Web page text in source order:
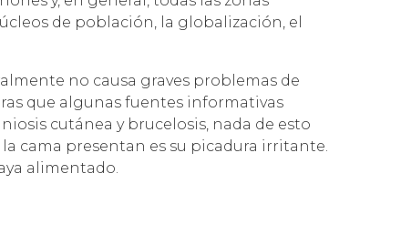
de población, la globalización, el
no causa graves problemas de
que algunas fuentes informativas
cutánea y brucelosis, nada de esto
cama presentan es su picadura irritante.
alimentado.